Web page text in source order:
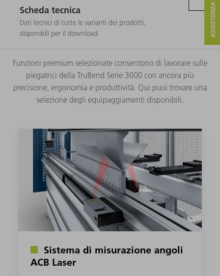
Scheda tecnica
Dati tecnici di tutte le varianti dei prodotti,
disponibili per il download.
Funzioni premium selezionate consentono di lavorare sulle
piegatrici della TruBend Serie 3000 con ancora più
precisione, ergonomia e produttività. Qui puoi trovare una
selezione degli equipaggiamenti disponibili.
Sistema di misurazione angoli
ACB Laser